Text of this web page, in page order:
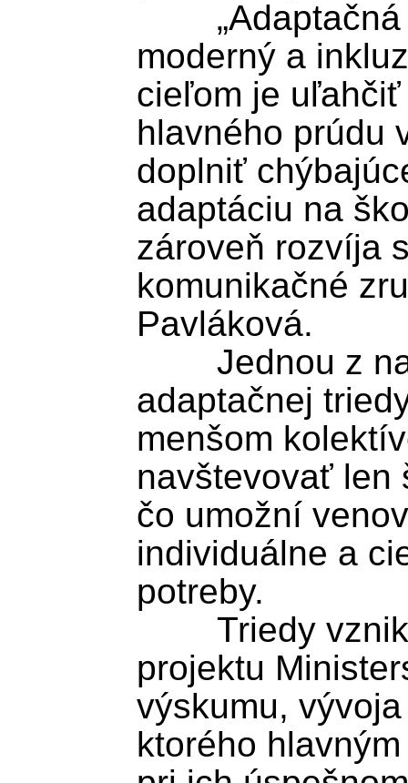
moderný a
cieľom je
hlavného prúdu
doplniť
adaptáciu na
zároveň rozvíja
komunikačné
Pavláková.
adaptačnej
menšom
navštevovať len
čo umožní
individuálne a
potreby.
projektu
výskumu,
ktorého